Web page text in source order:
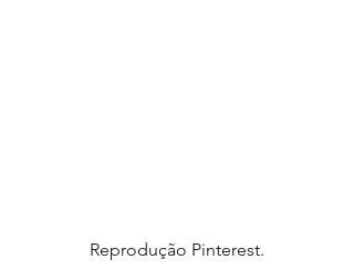
Reprodução Pinterest.